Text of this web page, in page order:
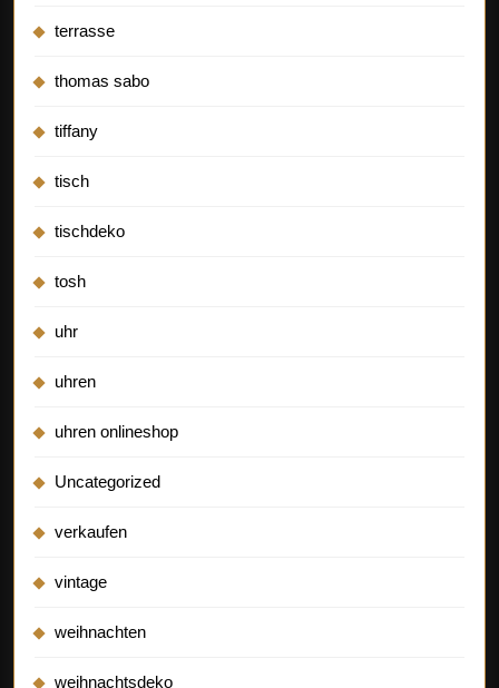
terrasse
thomas sabo
tiffany
tisch
tischdeko
tosh
uhr
uhren
uhren onlineshop
Uncategorized
verkaufen
vintage
weihnachten
weihnachtsdeko